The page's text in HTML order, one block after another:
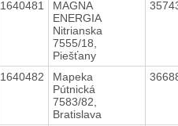
1640481
MAGNA
ENERGIA
Nitrianska
7555/18,
Piešťany
1640482
Mapeka
Pútnická
7583/82,
Bratislava